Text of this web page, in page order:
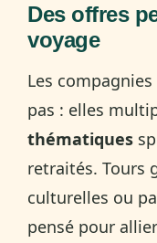
Des offres
voyage
Les
pas : elles
thématiques
retraités. Tours
culturelles ou
pensé pour